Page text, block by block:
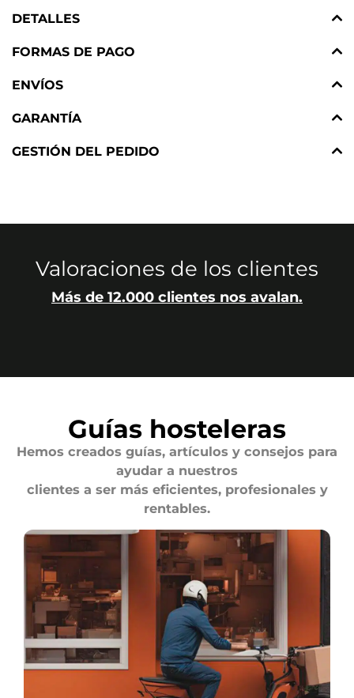
DETALLES
FORMAS DE PAGO
ENVÍOS
GARANTÍA
GESTIÓN DEL PEDIDO
Valoraciones de los clientes
Más de 12.000 clientes nos avalan.
Guías hosteleras
Hemos creados guías, artículos y consejos para
ayudar a nuestros
clientes a ser más eficientes, profesionales y
rentables.